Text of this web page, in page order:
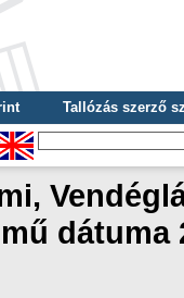
Tallózás szerző
dátuma